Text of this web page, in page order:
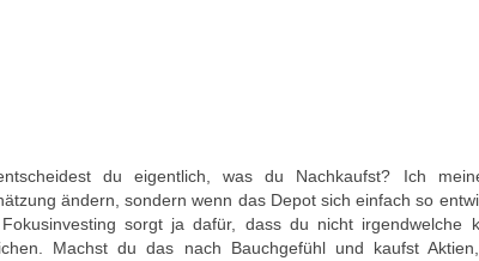
du eigentlich, was du Nachkaufst? Ich
ändern, sondern wenn das Depot sich einfach so
sorgt ja dafür, dass du nicht irgendwelche
Machst du das nach Bauchgefühl und kaufst